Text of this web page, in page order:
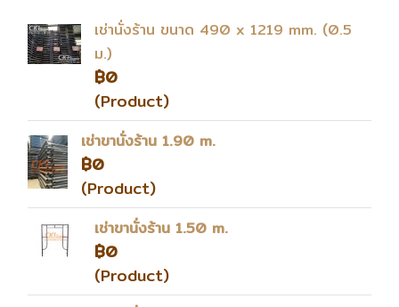
เช่านั่งร้าน ขนาด 490 x 1219 mm. (0.5
ม.)
฿0
(Product)
เช่าขานั่งร้าน 1.90 m.
฿0
(Product)
เช่าขานั่งร้าน 1.50 m.
฿0
(Product)